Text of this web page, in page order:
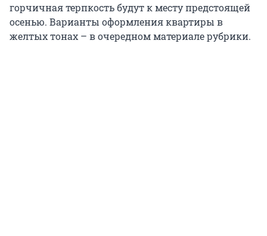
горчичная терпкость будут к месту предстоящей
осенью. Варианты оформления квартиры в
желтых тонах – в очередном материале рубрики.